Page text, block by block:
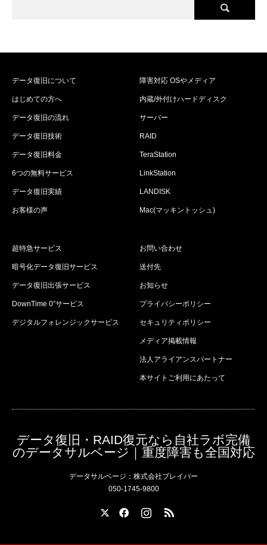
データ復旧について
はじめての方へ
データ復旧の流れ
データ復旧技術
データ復旧料金
6つの無料サービス
データ復旧実績
お客様の声
障害対応 OSやメディア
内蔵/外付けハードディスク
サーバー
RAID
TeraStation
LinkStation
LANDISK
Mac(マッキントッシュ)
超特急サービス
暗号化データ復旧サービス
データ復旧出張サービス
DownTime 0”サービス
デジタルフォレンジックサービス
お問い合わせ
送付先
お知らせ
プライバシーポリシー
セキュリティポリシー
メディア掲載情報
法人アライアンスパートナー
本サイトご利用にあたって
データ復旧・RAID復元なら自社ラボ完備
のデータサルベージ｜重度障害も全国対応
データサルベージ：株式会社ブレイバー
050-1745-9800